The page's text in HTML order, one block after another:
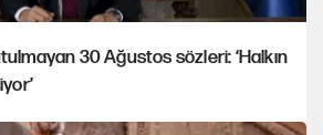
30 Ağustos sözleri: ‘Halkın